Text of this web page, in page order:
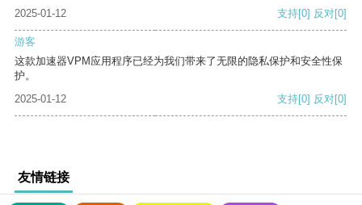
2025-01-12
支持[0] 反对[0]
游客
这款加速器VPM应用程序已经为我们带来了无限的隐私保护和安全性保
护。
2025-01-12
支持[0] 反对[0]
友情链接